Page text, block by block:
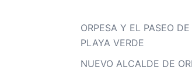
ORPESA Y EL PASEO
PLAYA VERDE
NUEVO ALCALDE DE